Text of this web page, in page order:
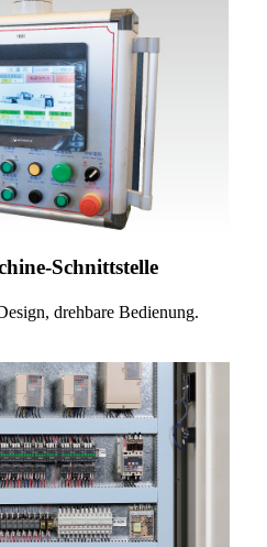
Schnittstelle
drehbare Bedienung.